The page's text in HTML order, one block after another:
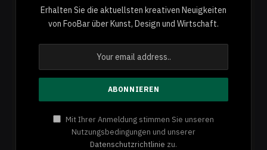
Erhalten Sie die aktuellsten kreativen Neuigkeiten
von FooBar über Kunst, Design und Wirtschaft.
Mit Ihrer Anmeldung stimmen Sie unseren
Nutzungsbedingungen und unserer
Datenschutzrichtlinie zu.